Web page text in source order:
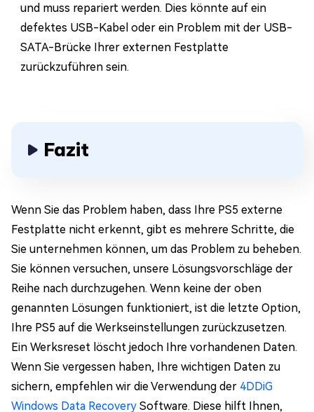
und muss repariert werden. Dies könnte auf ein
defektes USB-Kabel oder ein Problem mit der USB-
SATA-Brücke Ihrer externen Festplatte
zurückzuführen sein.
Fazit
Wenn Sie das Problem haben, dass Ihre PS5 externe
Festplatte nicht erkennt, gibt es mehrere Schritte, die
Sie unternehmen können, um das Problem zu beheben.
Sie können versuchen, unsere Lösungsvorschläge der
Reihe nach durchzugehen. Wenn keine der oben
genannten Lösungen funktioniert, ist die letzte Option,
Ihre PS5 auf die Werkseinstellungen zurückzusetzen.
Ein Werksreset löscht jedoch Ihre vorhandenen Daten.
Wenn Sie vergessen haben, Ihre wichtigen Daten zu
sichern, empfehlen wir die Verwendung der 4DDiG
Windows Data Recovery Software. Diese hilft Ihnen,